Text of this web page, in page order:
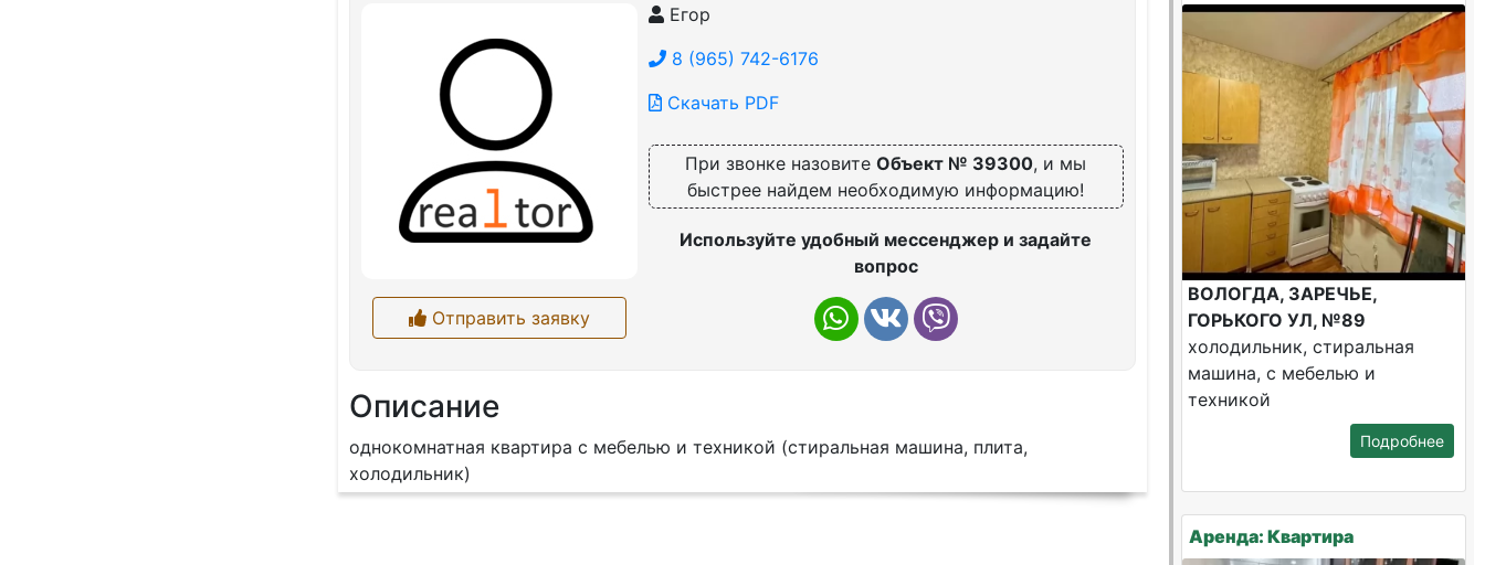
Отправить заявку
Егор
8 (965) 742-6176
Скачать PDF
При звонке назовитеОбъект № 39300, и мы
быстрее найдем необходимую информацию!
Используйте удобный мессенджер и задайте
вопрос
Описание
однокомнатная квартира с мебелью и техникой (стиральная машина, плита,
холодильник)
ВОЛОГДА, ЗАРЕЧЬЕ,
ГОРЬКОГО УЛ, №89
холодильник, стиральная
машина, с мебелью и
техникой
Подробнее
Аренда: Квартира